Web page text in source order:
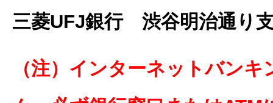
三菱UFJ銀行 渋谷明治通
（注）インターネットバン